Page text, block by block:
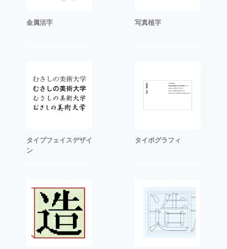
金属活字 写真植字
タイプフェイスデザイ
ン
タイポグラフィ